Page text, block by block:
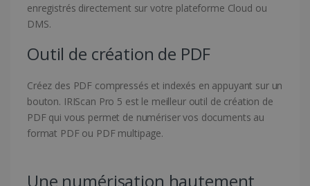
enregistrés directement sur votre plateforme Cloud ou
DMS.
Outil de création de PDF
Créez des PDF compressés et indexés en appuyant sur un
bouton. IRIScan Pro 5 est le meilleur outil de création de
PDF qui vous permet de numériser vos documents au
format PDF ou PDF multipage.
Une numérisation hautement